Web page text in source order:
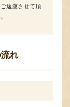
遠慮させて頂
れ